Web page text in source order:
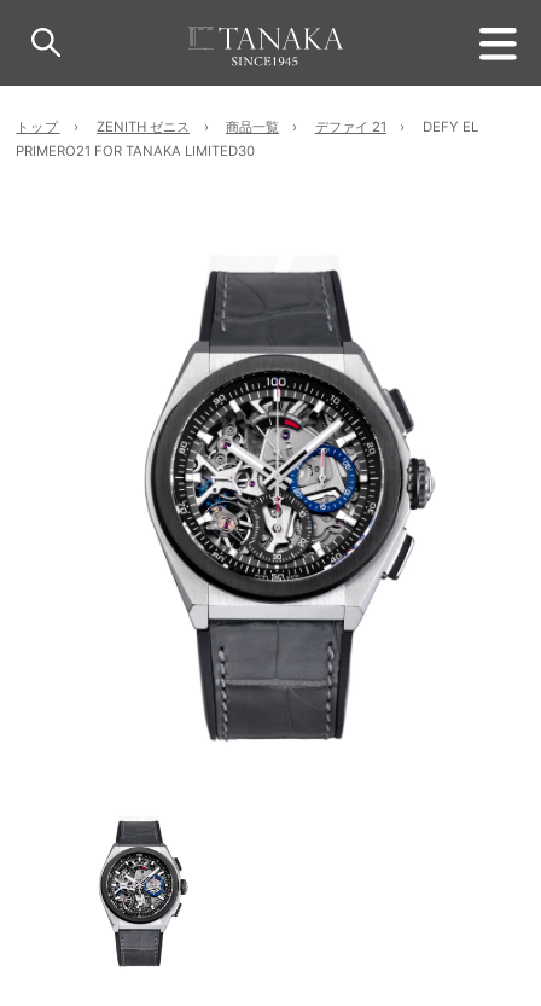
トップ ZENITH ゼニス 商品一覧 デファイ 21
DEFY EL
PRIMERO21 FOR TANAKA LIMITED30